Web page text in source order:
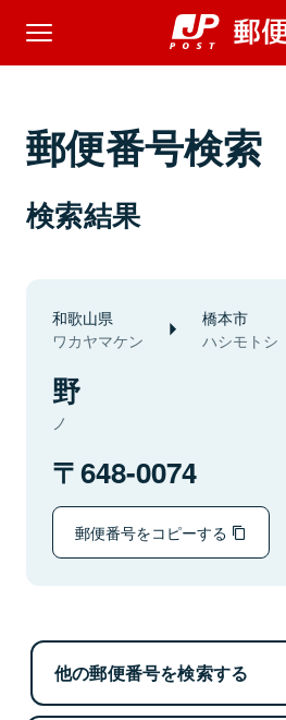
郵便番号検索
検索結果
和歌山県
ワカヤマケン
橋本市
ハシモトシ
野
ノ
648-0074
郵便番号をコピーする
他の郵便番号を検索する